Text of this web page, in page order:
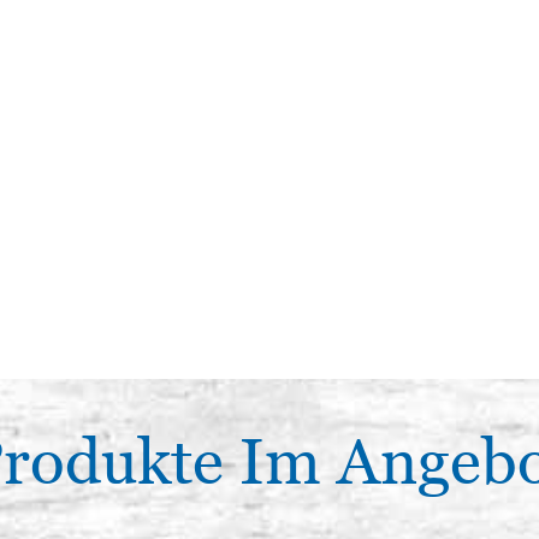
Im